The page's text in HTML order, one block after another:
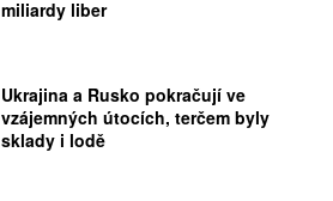
miliardy liber
Ukrajina a Rusko pokračují ve
vzájemných útocích, terčem byly
sklady i lodě